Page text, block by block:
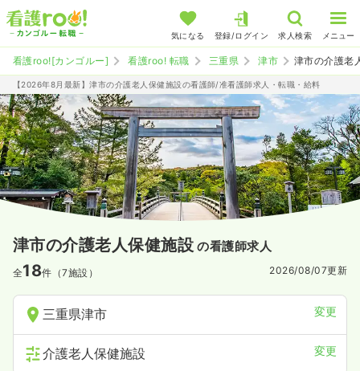
気になる 登録/ログイン 求人検索 メニュー
看護roo![カンゴルー] 看護roo! 転職 三重県 津市 津市の介護老
【2026年8月最新】津市の介護老人保健施設の看護師/准看護師求人・転職・給料
津市の介護老人保健施設 の看護師求人
全18件（7施設） 2026/08/07更新
三重県津市 変更
介護老人保健施設 変更